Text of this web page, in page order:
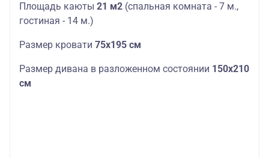
Площадь каюты 21 м2 (спальная комната - 7 м.,
гостиная - 14 м.)
Размер кровати 75х195 см
Размер дивана в разложенном состоянии 150х210
см